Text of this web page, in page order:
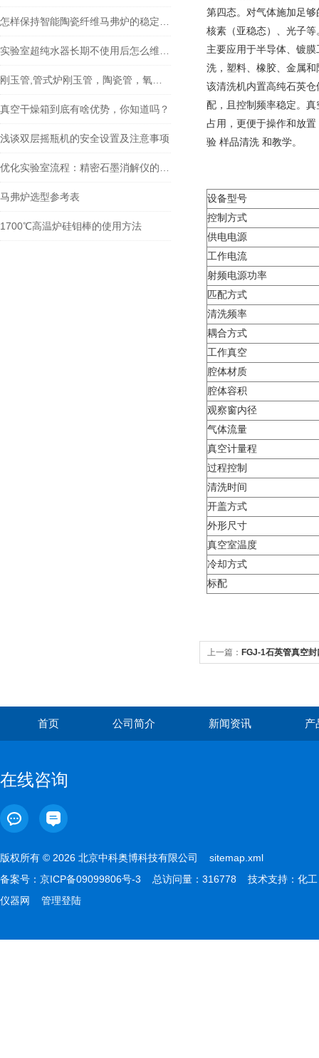
真空干燥箱到底有啥优势，你知道吗？
浅谈双层摇瓶机的安全设置及注意事项
马弗炉选型参考表
1700℃高温炉硅钼棒的使用方法
第四态。对气体施加足
核素（亚稳态）、光子等
主要应用于半导体、镀膜
洗，塑料、橡胶、金属
该清洗机内置高纯石英
配，且控制频率稳定。
占用，更便于操作和放
验 样品清洗 和教学。
设备型号
控制方式
供电电源
工作电流
射频电源功率
匹配方式
清洗频率
耦合方式
工作真空
腔体材质
腔体容积
观察窗内径
气体流量
真空计量程
过程控制
清洗时间
开盖方式
外形尺寸
真空室温度
冷却方式
标配
上一篇： FGJ-1石英管真空封
首页 公司简介 新闻资讯 产
在线咨询
版权所有 © 2026 北京中科奥博科技有限公司 sitemap.xml
备案号： 京ICP备09099806号-3 总访问量：316778 技术支持： 化工
仪器网
管理登陆